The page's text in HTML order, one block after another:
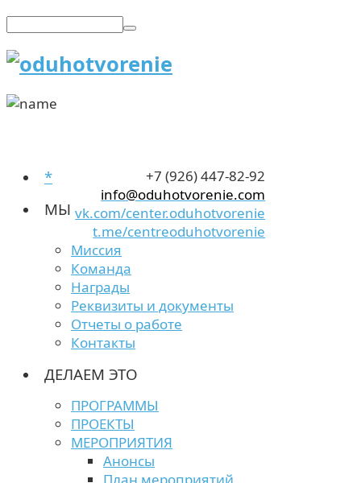
+7 (926) 447-82-92
info@oduhotvorenie.com
vk.com/center.oduhotvorenie
t.me/centreoduhotvorenie
*
МЫ
Миссия
Команда
Награды
Реквизиты и документы
Отчеты о работе
Контакты
ДЕЛАЕМ ЭТО
ПРОГРАММЫ
ПРОЕКТЫ
МЕРОПРИЯТИЯ
Анонсы